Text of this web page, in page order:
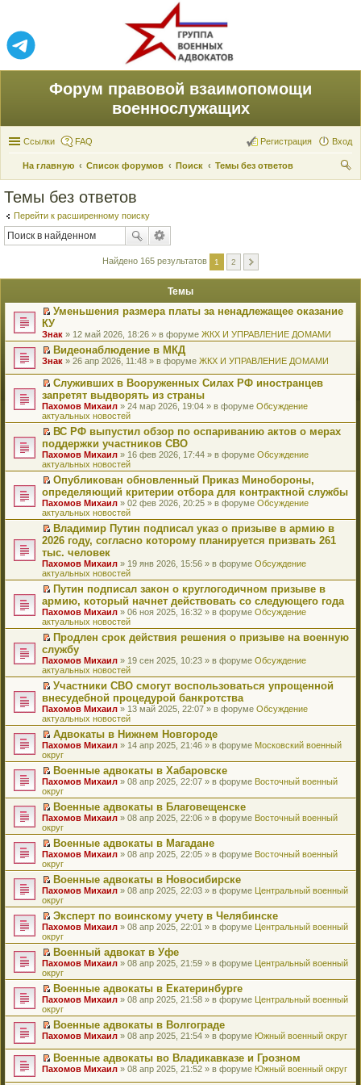
Форум правовой взаимопомощи
военнослужащих
Ссылки FAQ Вход
Регистрация
На главную Список форумов Поиск
Темы без ответов
Темы без ответов
Перейти к расширенному поиску
Найдено 165 результатов 1 2
Темы
П
е
р
е
й
и
к
п
е
р
в
о
м
у
н
е
п
р
о
ч
и
т
а
н
н
о
м
у
с
о
о
б
щ
е
н
и
ю
Уменьшения размера платы за ненадлежащее оказание
КУ
Знак » 12 май 2026, 18:26 » в форуме ЖКХ И УПРАВЛЕНИЕ ДОМАМИ
П
р
е
й
т
и
к
п
е
р
в
о
м
у
н
е
п
р
о
ч
и
т
а
н
н
о
м
у
с
о
о
б
щ
е
н
и
ю
Видеонаблюдение в МКД
Знак » 26 апр 2026, 11:48 » в форуме ЖКХ И УПРАВЛЕНИЕ ДОМАМИ
П
е
р
е
й
т
и
к
п
е
р
в
о
м
у
н
е
п
р
о
ч
и
т
а
н
н
о
м
у
с
о
о
б
щ
е
н
и
ю
Служивших в Вооруженных Силах РФ иностранцев
запретят выдворять из страны
Пахомов Михаил » 24 мар 2026, 19:04 » в форуме Обсуждение
актуальных новостей
П
е
р
е
й
т
и
к
п
е
р
в
о
м
у
н
е
п
р
о
ч
и
т
а
н
н
о
м
у
с
о
о
б
щ
е
н
и
ю
ВС РФ выпустил обзор по оспариванию актов о мерах
поддержки участников СВО
Пахомов Михаил » 16 фев 2026, 17:44 » в форуме Обсуждение
актуальных новостей
П
е
р
е
й
т
и
к
п
е
р
в
о
м
у
н
е
п
р
о
ч
и
т
а
н
н
о
м
у
с
о
о
б
щ
е
н
и
ю
Опубликован обновленный Приказ Минобороны,
определяющий критерии отбора для контрактной службы
Пахомов Михаил » 02 фев 2026, 20:25 » в форуме Обсуждение
актуальных новостей
П
е
р
е
й
т
и
к
п
е
р
в
о
м
у
н
е
п
р
о
ч
и
т
а
н
н
о
м
у
с
о
о
б
щ
е
н
и
ю
Владимир Путин подписал указ о призыве в армию в
2026 году, согласно которому планируется призвать 261
тыс. человек
Пахомов Михаил » 19 янв 2026, 15:56 » в форуме Обсуждение
актуальных новостей
П
е
р
е
й
т
и
к
п
е
р
в
о
м
у
н
е
п
р
о
ч
и
т
а
н
н
о
м
у
с
о
о
б
щ
е
н
и
ю
Путин подписал закон о круглогодичном призыве в
армию, который начнет действовать со следующего года
Пахомов Михаил » 06 ноя 2025, 16:32 » в форуме Обсуждение
актуальных новостей
П
е
р
е
й
т
и
к
п
е
р
в
о
м
у
н
е
п
р
о
ч
и
т
а
н
н
о
м
у
с
о
о
б
щ
е
н
и
ю
Продлен срок действия решения о призыве на военную
службу
Пахомов Михаил » 19 сен 2025, 10:23 » в форуме Обсуждение
актуальных новостей
П
е
р
е
й
т
и
к
п
е
р
в
о
м
у
н
е
п
р
о
ч
и
т
а
н
н
о
м
у
с
о
о
б
щ
е
н
ю
Участники СВО смогут воспользоваться упрощенной
внесудебной процедурой банкротства
Пахомов Михаил » 13 май 2025, 22:07 » в форуме Обсуждение
актуальных новостей
П
е
р
е
й
т
и
к
п
е
р
в
о
м
у
н
е
п
р
о
ч
и
т
а
н
н
о
м
у
с
о
б
щ
е
н
Адвокаты в Нижнем Новгороде
Пахомов Михаил » 14 апр 2025, 21:46 » в форуме Московский военный
округ
П
е
р
е
й
т
и
к
п
е
р
в
о
м
у
н
е
п
р
о
ч
и
т
а
н
н
о
м
у
с
о
Военные адвокаты в Хабаровске
Пахомов Михаил » 08 апр 2025, 22:07 » в форуме Восточный военный
округ
П
е
р
е
й
т
и
к
п
е
р
в
о
м
у
н
е
п
р
о
ч
и
т
а
н
н
о
Военные адвокаты в Благовещенске
Пахомов Михаил » 08 апр 2025, 22:06 » в форуме Восточный военный
округ
П
е
р
е
й
т
и
к
п
е
р
в
о
м
у
н
е
п
р
о
и
т
а
Военные адвокаты в Магадане
Пахомов Михаил » 08 апр 2025, 22:05 » в форуме Восточный военный
округ
П
е
р
е
й
т
и
к
п
е
р
в
о
м
у
н
п
р
о
ч
Военные адвокаты в Новосибирске
Пахомов Михаил » 08 апр 2025, 22:03 » в форуме Центральный военный
округ
П
е
р
е
й
т
и
к
п
е
р
в
о
м
у
н
Эксперт по воинскому учету в Челябинске
Пахомов Михаил » 08 апр 2025, 22:01 » в форуме Центральный военный
округ
П
е
р
е
й
т
и
к
п
е
р
в
Военный адвокат в Уфе
Пахомов Михаил » 08 апр 2025, 21:59 » в форуме Центральный военный
округ
П
е
р
е
й
и
к
п
Военные адвокаты в Екатеринбурге
Пахомов Михаил » 08 апр 2025, 21:58 » в форуме Центральный военный
округ
П
р
е
й
т
Военные адвокаты в Волгограде
Пахомов Михаил » 08 апр 2025, 21:54 » в форуме Южный военный округ
П
Военные адвокаты во Владикавказе и Грозном
Пахомов Михаил » 08 апр 2025, 21:52 » в форуме Южный военный округ